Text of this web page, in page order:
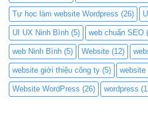
Tự học làm website Wordpress (26)
UI UX Ninh Bình (5) web chuẩn SEO
web Ninh Bình (5) Website (12)
website giới thiệu công ty (5) website
Website WordPress (26) wordpress